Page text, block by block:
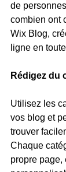
de
combien ont
Wix Blog,
ligne en
Rédigez du
Utilisez les
vos blog et
trouver
Chaque
propre page,